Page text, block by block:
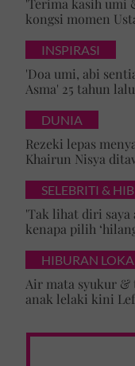
'Terima kasih umi
kongsi momen
INSPIRASI
'Doa umi, abi
Asma' 25 tahun
DUNIA
Rezeki lepas
Khairun Nisya
SELEBRITI &
'Tak lihat diri saya
kenapa pilih
HIBURAN
Air mata syukur &
anak lelaki kini